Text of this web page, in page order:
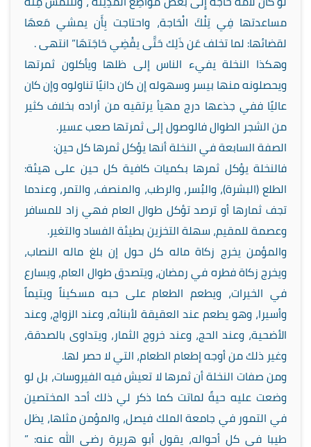
مساعدتها فِي تِلْكَ الْحَاجة، واحتاجت بِأَن يمشي مَعهَا
لقضائها: لما تخلف عَن ذَلِك حَتَّى يقْضِي حَاجَتهَا” انتهى .
وهكذا النخلة يفيء الناس إلى ظلها ويأكلون ثمرتها
ويحصلونه منها بيسر وسهوله إن كان دانيًا تناولوه وإن كان
عاليًا ففي جذعها درج مهيأ يرتقيه من أراده بخلاف كثير
من الشجر الطوال فالوصول إلى ثمرتها صعب عسير.
الصفة السابعة في النخلة أنها يؤكل ثمرها كل حين:
فالنخلة يؤكل ثمرها بكميات كافية كل حين على هيئة:
الطلع (البشرة)، والبُسر، والرطب، والمنصف، والتمر، وعندما
تجف ثمارها أو ترصد تؤكل طوال العام فهي زاد للمسافر
وعصمة للمقيم، سهلة التخزين بطيئة الفساد والتغير.
والمؤمن يخرج زكاة ماله كل حول إن بلغ ماله النصاب،
ويخرج زكاة فطره في رمضان، ويتصدق طوال العام، ويسارع
في الخيرات، ويطعم الطعام على حبه مسكيناً ويتيماً
وأسيرا، وهو يطعم عند العقيقة لأبنائه، وعند الزواج، وعند
الأضحية، وعند الحج، وعند خروج الثمار، ويتداوى بالصدقة،
وغير ذلك من أوجه إطعام الطعام، التي لا حصر لها.
ومن صفات النخلة أن ثمرها لا تعيش فيه الفيروسات، بل لو
وضعت عليه حيةً لماتت كما ذكر لي ذلك أحد المختصين
في التمور في جامعة الملك فيصل، والمؤمن مثلها، يظل
طيبا في كل أحواله، يقول أبو هريرة رضي الله عنه: ”